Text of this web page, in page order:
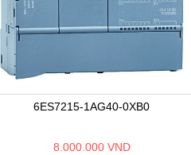
6ES7215-1AG40-0XB0
8.000.000 VND